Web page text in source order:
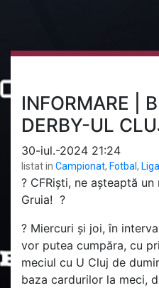
INFORMARE |
DERBY-UL
30-iul.-2024 21:24
listat in Campionat, Fotbal ,
? CFRiști, ne așteaptă
Gruia! ?
? Miercuri și joi, în
vor putea cumpăra, cu
meciul cu U Cluj de
baza cardurilor la meci,